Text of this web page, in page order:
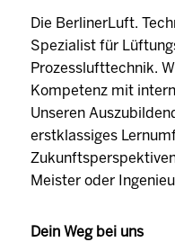
Die BerlinerLuft.
Spezialist für
Prozesslufttechnik.
Kompetenz mit
Unseren
erstklassiges
Meister oder
Dein Weg bei uns